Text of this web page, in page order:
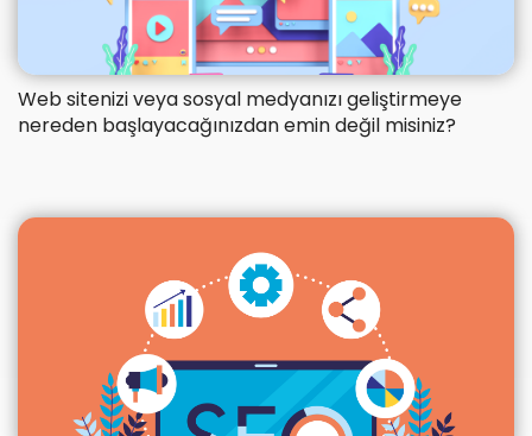
Web sitenizi veya sosyal medyanızı geliştirmeye
nereden başlayacağınızdan emin değil misiniz?